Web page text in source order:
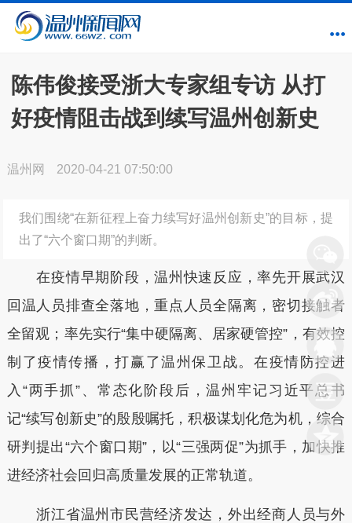
陈伟俊接受浙大专家组专访 从打
好疫情阻击战到续写温州创新史
温州网 2020-04-21 07:50:00
我们围绕“在新征程上奋力续写好温州创新史”的目标，提
出了“六个窗口期”的判断。
在疫情早期阶段，温州快速反应，率先开展武汉
回温人员排查全落地，重点人员全隔离，密切接触者
全留观；率先实行“集中硬隔离、居家硬管控”，有效控
制了疫情传播，打赢了温州保卫战。在疫情防控进
入“两手抓”、常态化阶段后，温州牢记习近平总书
记“续写创新史”的殷殷嘱托，积极谋划化危为机，综合
研判提出“六个窗口期”，以“三强两促”为抓手，加快推
进经济社会回归高质量发展的正常轨道。
浙江省温州市民营经济发达，外出经商人员与外